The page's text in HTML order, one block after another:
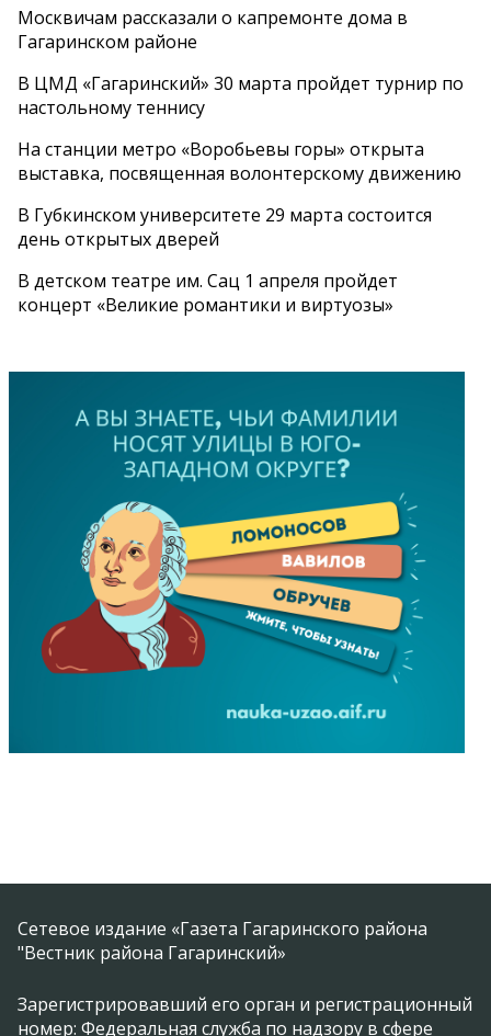
Москвичам рассказали о капремонте дома в
Гагаринском районе
В ЦМД «Гагаринский» 30 марта пройдет турнир по
настольному теннису
На станции метро «Воробьевы горы» открыта
выставка, посвященная волонтерскому движению
В Губкинском университете 29 марта состоится
день открытых дверей
В детском театре им. Сац 1 апреля пройдет
концерт «Великие романтики и виртуозы»
Сетевое издание «Газета Гагаринского района
"Вестник района Гагаринский»
Зарегистрировавший его орган и регистрационный
номер: Федеральная служба по надзору в сфере